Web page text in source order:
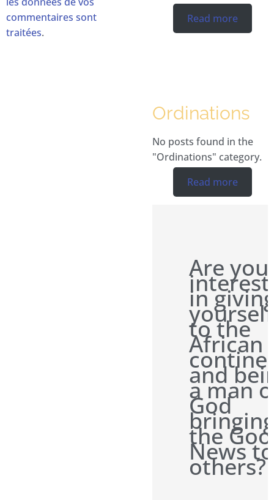
commentaires sont
traitées.
Read more
Ordinations
No posts found in the
"Ordinations" category.
Read more
Are you
in
yourself
to the
African
and
a man
God
the
News to
others?